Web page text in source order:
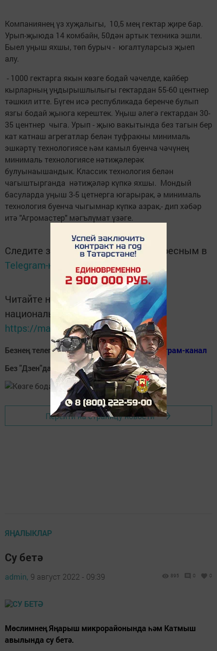
Компаниянең үз хуҗалыгы, 10,5 мең гектар җире бар.
Урып-җыюда 14 комбайн, 50дән артык техника эшли.
Быел уңыш яхшы, төп бурыч - югалтуларсыз җыеп
алу.
- 1000 гектарга якын көзге бодай чәчелде, кайбер
кырларның уңдырышлылыгы гектардан 55-60 центнер
тәшкил итте. Бүген исә республикада беренче булып
язгы бодай җыюга керештек. Уңыш әлегә гектардан 30-
35 центнер чыга. Урып - җыю вакытында без тагын бер
кат катнаш агрегатлар белән туфракны минималь
эшкәртү технологиясе һәм камыл буенча чәчүнең
минималь технологиясе нәтиҗәлерәк
булуынаышандык. Классик технология белән
чагыштырганда нәтиҗәләр күпкә яхшы. Мондый
басуларда уңыш 3-5 цетнерга югарырак, ә минималь
технология буенча чыгымнар күпкә азрак,- дип хәбәр
итә "Агромастер" мәгълүмат үзәге.
Следите за самым важным и интересным в
Telegram-каналеТатмедиа
Читайте новости Татарстана в
национальном мессенджере MАХ:
https://max.ru/tatmedia
Безнең телеграм каналга кушылыгыз!Телеграм-канал
Без "Дзен"да!
зен
Перейти на страницу новости
ЯҢАЛЫКЛАР
Су бетә
admin, 9 август 2022 - 09:39 895 0 0
Мөслимнең Яңарыш микрорайонында һәм Катмыш
авылында су бетә.